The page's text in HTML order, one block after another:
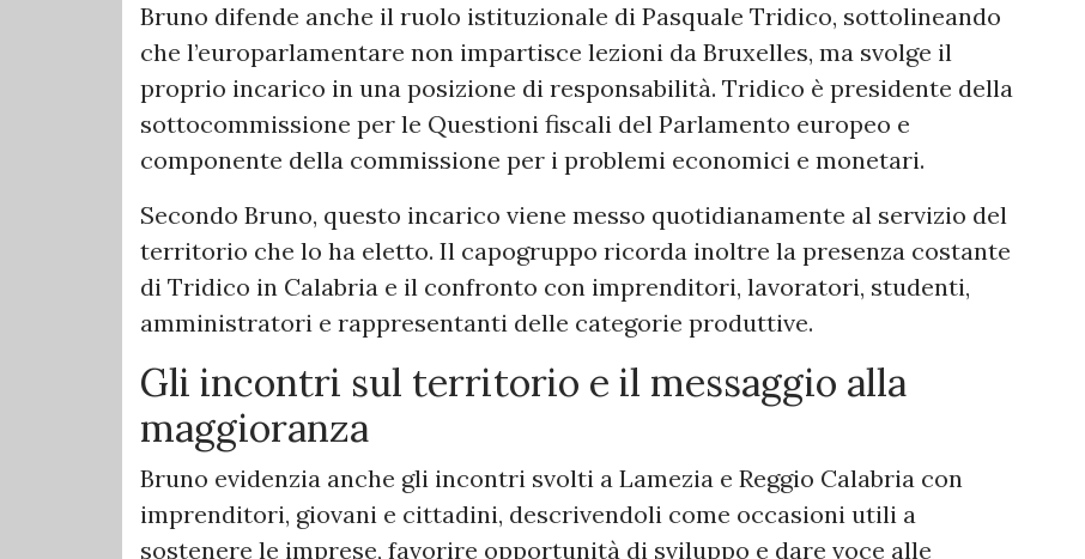
Bruno difende anche il ruolo istituzionale di Pasquale Tridico, sottolineando
che l’europarlamentare non impartisce lezioni da Bruxelles, ma svolge il
proprio incarico in una posizione di responsabilità. Tridico è presidente della
sottocommissione per le Questioni fiscali del Parlamento europeo e
componente della commissione per i problemi economici e monetari.
Secondo Bruno, questo incarico viene messo quotidianamente al servizio del
territorio che lo ha eletto. Il capogruppo ricorda inoltre la presenza costante
di Tridico in Calabria e il confronto con imprenditori, lavoratori, studenti,
amministratori e rappresentanti delle categorie produttive.
Gli incontri sul territorio e il messaggio alla
maggioranza
Bruno evidenzia anche gli incontri svolti a Lamezia e Reggio Calabria con
imprenditori, giovani e cittadini, descrivendoli come occasioni utili a
sostenere le imprese, favorire opportunità di sviluppo e dare voce alle